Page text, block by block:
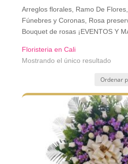
Arreglos florales, Ramo De
Fúnebres y Coronas, Rosa
Bouquet de rosas ¡EVENTOS Y
Floristeria en Cali
Mostrando el único resultado